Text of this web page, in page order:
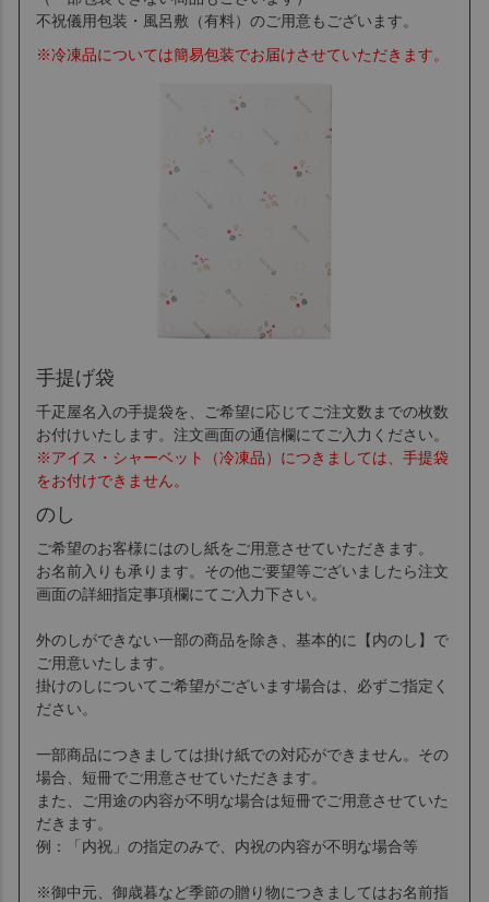
不祝儀用包装・風呂敷（有料）のご用意もございます。
※冷凍品については簡易包装でお届けさせていただきます。
手提げ袋
千疋屋名入の手提袋を、ご希望に応じてご注文数までの枚数
お付けいたします。注文画面の通信欄にてご入力ください。
※アイス・シャーベット（冷凍品）につきましては、手提袋
をお付けできません。
のし
ご希望のお客様にはのし紙をご用意させていただきます。
お名前入りも承ります。その他ご要望等ございましたら注文
画面の詳細指定事項欄にてご入力下さい。
外のしができない一部の商品を除き、基本的に【内のし】で
ご用意いたします。
掛けのしについてご希望がございます場合は、必ずご指定く
ださい。
一部商品につきましては掛け紙での対応ができません。その
場合、短冊でご用意させていただきます。
また、ご用途の内容が不明な場合は短冊でご用意させていた
だきます。
例：「内祝」の指定のみで、内祝の内容が不明な場合等
※御中元、御歳暮など季節の贈り物につきましてはお名前指